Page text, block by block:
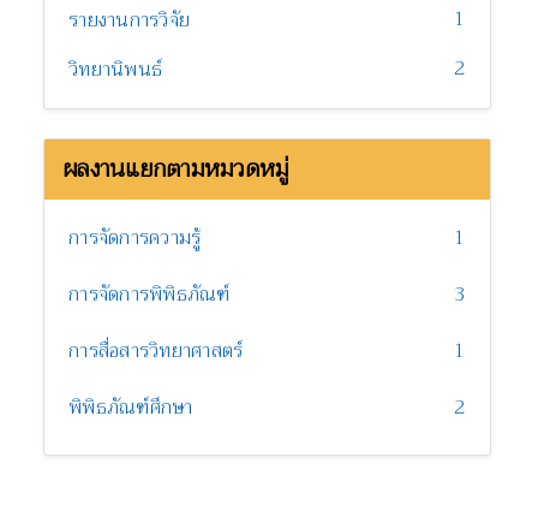
รายงานการวิจัย
1
วิทยานิพนธ์
2
ผลงานแยกตามหมวดหมู่
การจัดการความรู้
1
การจัดการพิพิธภัณฑ์
3
การสื่อสารวิทยาศาสตร์
1
พิพิธภัณฑ์ศึกษา
2